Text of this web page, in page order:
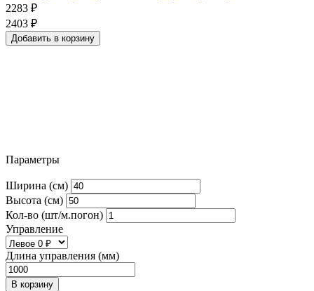
2283 ₽
2403 ₽
Добавить в корзину
Параметры
Ширина (см)
Высота (см)
Кол-во (шт/м.погон)
Управление
Длина управления (мм)
В корзину